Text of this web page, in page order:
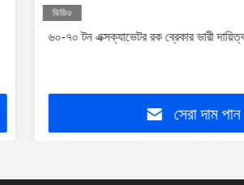
ভিডিও
৬০-৭০ টন এক্সক্যাভেটর রক ব্রেকার ভারী
সেরা দাম পান